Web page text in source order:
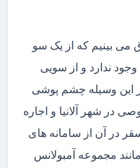
می بینیم که از یک سو
ندارد و از سویی
این وسیله چشم پوشی
در شهر آلانیا و اجاره
در آن از سامانه های
مجموعه آمبولانس